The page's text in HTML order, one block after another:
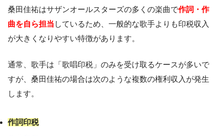
桑田佳祐はサザンオールスターズの多くの楽曲で作詞・作
曲を自ら担当 しているため、一般的な歌手よりも印税収入
が大きくなりやすい特徴があります。
通常、歌手は「歌唱印税」のみを受け取るケースが多いで
すが、桑田佳祐の場合は次のような複数の権利収入が発生
します。
作詞印税